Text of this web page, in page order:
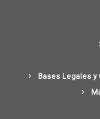
Bases Legales